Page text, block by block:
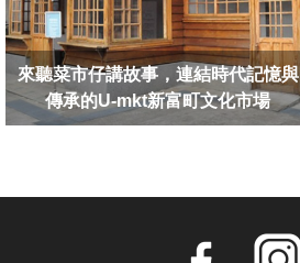
來聽菜市仔講故事，連結時代記憶與
傳承的U-mkt新富町文化市場